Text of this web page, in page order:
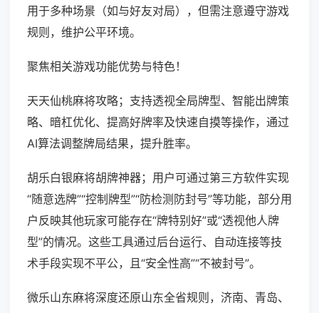
用于多种场景（如与好友对局），但需注意遵守游戏
规则，维护公平环境。
聚焦相关游戏功能优势与特色！
天天仙桃麻将攻略；支持透视全局牌型、智能出牌策
略、暗杠优化、提高好牌率及快速自摸等操作，通过
AI算法调整牌局结果，提升胜率。
胡乐白银麻将胡牌神器；用户可通过第三方软件实现
“随意选牌”“控制牌型”“防检测防封号”等功能，部分用
户反映其他玩家可能存在“牌特别好”或“透视他人牌
型”的情况。这些工具通过后台运行、自动连接等技
术手段实现不平公，且“安全性高”“不被封号”。
微乐山东麻将深度还原山东全省规则，济南、青岛、